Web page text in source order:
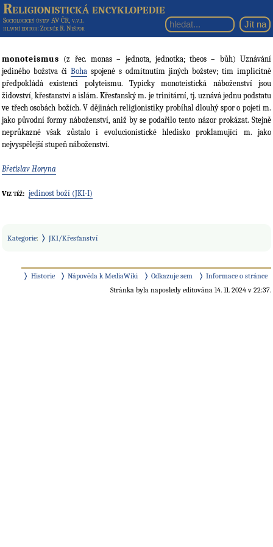
Religionistická encyklopedie
Sociologický ústav AV ČR, v.v.i.
hlavní editor: Zdeněk R. Nešpor
monoteismus (z řec. monas – jednota, jednotka; theos – bůh) Uznávání
jediného božstva či Boha spojené s odmítnutím jiných božstev; tím implicitně
předpokládá existenci polyteismu. Typicky monoteistická náboženství jsou
židovství, křesťanství a islám. Křesťanský m. je trinitární, tj. uznává jednu podstatu
ve třech osobách božích. V dějinách religionistiky probíhal dlouhý spor o pojetí m.
jako původní formy náboženství, aniž by se podařilo tento názor prokázat. Stejně
neprůkazné však zůstalo i evolucionistické hledisko proklamující m. jako
nejvyspělejší stupeň náboženství.
Břetislav Horyna
Viz též: jedinost boží (JKI-I)
Kategorie: JKI/Křesťanství
Historie Nápověda k MediaWiki Odkazuje sem
Informace o stránce
Stránka byla naposledy editována 14. 11. 2024 v 22:37.